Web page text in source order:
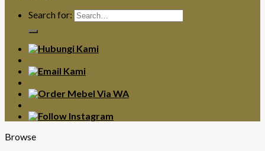
Search for:
Browse